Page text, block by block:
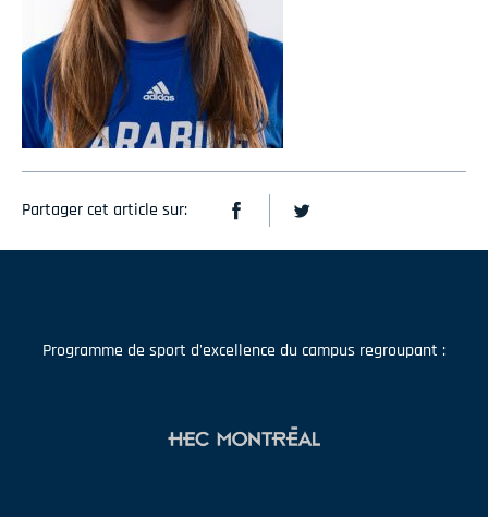
Partager cet article sur:
Programme de sport d'excellence du campus regroupant :